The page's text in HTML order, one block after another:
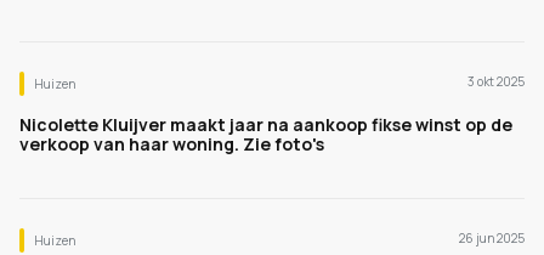
Huizen 3 okt 2025
Nicolette Kluijver maakt jaar na aankoop fikse winst op de
verkoop van haar woning. Zie foto's
Huizen 26 jun 2025